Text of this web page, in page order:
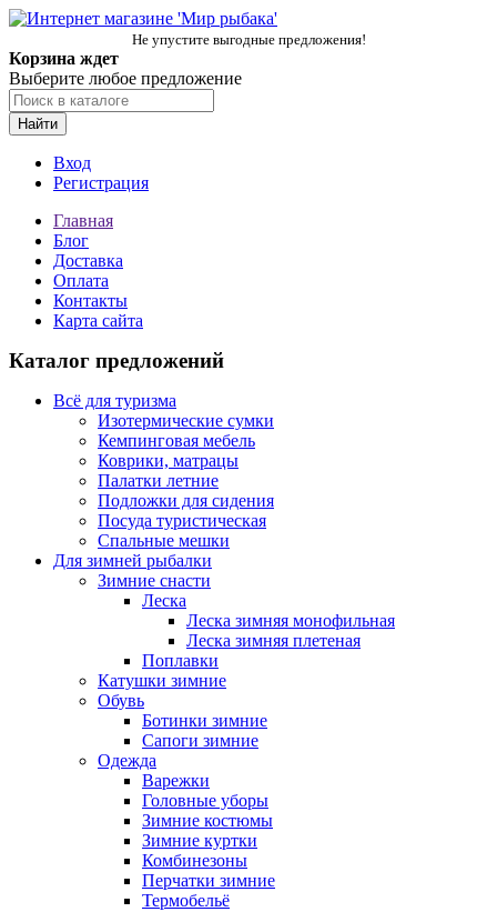
Не упустите выгодные предложения!
Корзина ждет
Выберите любое предложение
Найти
Вход
Регистрация
Главная
Блог
Доставка
Оплата
Контакты
Карта сайта
Каталог предложений
Всё для туризма
Изотермические сумки
Кемпинговая мебель
Коврики, матрацы
Палатки летние
Подложки для сидения
Посуда туристическая
Спальные мешки
Для зимней рыбалки
Зимние снасти
Леска
Леска зимняя монофильная
Леска зимняя плетеная
Поплавки
Катушки зимние
Обувь
Ботинки зимние
Сапоги зимние
Одежда
Варежки
Головные уборы
Зимние костюмы
Зимние куртки
Комбинезоны
Перчатки зимние
Термобельё